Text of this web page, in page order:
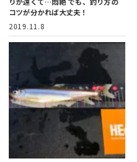
コツが分かれば大丈夫！
2019.11.8